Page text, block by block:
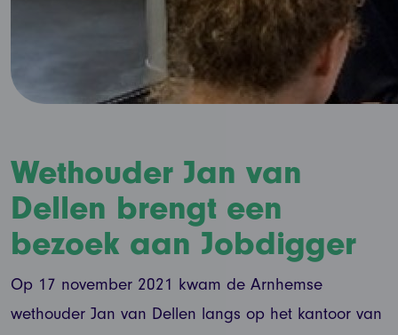
Wethouder Jan van
Dellen brengt een
bezoek aan Jobdigger
Op 17 november 2021 kwam de Arnhemse
wethouder Jan van Dellen langs op het kantoor van